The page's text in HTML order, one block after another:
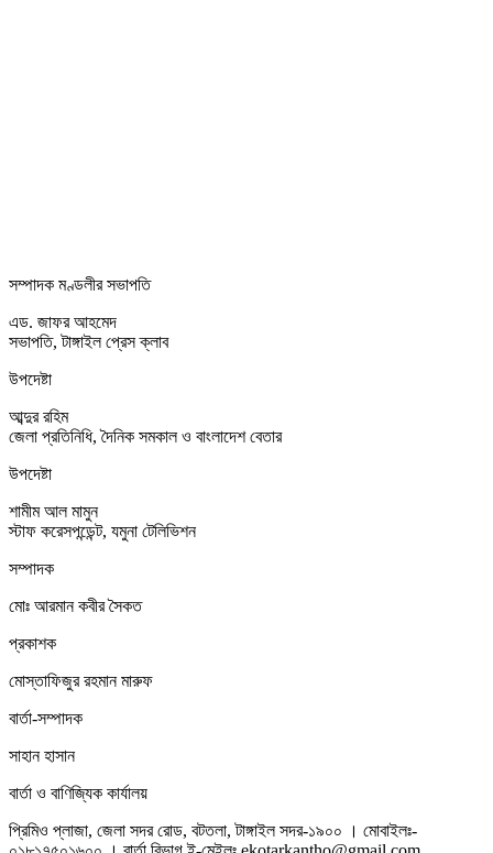
সম্পাদক মণ্ডলীর সভাপতি
এড. জাফর আহমেদ
সভাপতি, টাঙ্গাইল প্রেস ক্লাব
উপদেষ্টা
আব্দুর রহিম
জেলা প্রতিনিধি, দৈনিক সমকাল ও বাংলাদেশ বেতার
উপদেষ্টা
শামীম আল মামুন
স্টাফ করেসপন্ডেন্ট, যমুনা টেলিভিশন
সম্পাদক
মোঃ আরমান কবীর সৈকত
প্রকাশক
মোস্তাফিজুর রহমান মারুফ
বার্তা-সম্পাদক
সাহান হাসান
বার্তা ও বাণিজ্যিক কার্যালয়
প্রিমিও প্লাজা, জেলা সদর রোড, বটতলা, টাঙ্গাইল সদর-১৯০০ । মোবাইলঃ-